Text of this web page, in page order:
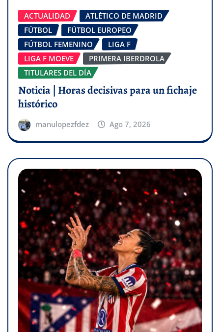
ACTUALIDAD
ATLÉTICO DE MADRID
FÚTBOL
FÚTBOL EUROPEO
FÚTBOL FEMENINO
LIGA F
LIGA F MOEVE
PRIMERA IBERDROLA
TITULARES DEL DÍA
Noticia | Horas decisivas para un fichaje
histórico
manulopezfdez Ago 7, 2026